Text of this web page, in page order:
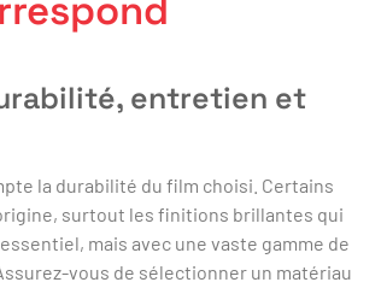
entretien et
la durabilité du film choisi. Certains
surtout les finitions brillantes qui
mais avec une vaste gamme de
vous de sélectionner un matériau